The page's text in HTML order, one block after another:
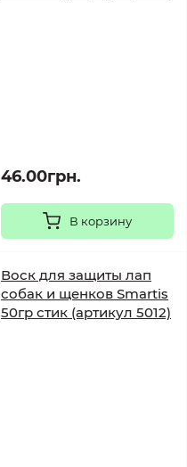
46.00грн.
В корзину
Воск для защиты лап
собак и щенков Smartis
50гр стик (артикул 5012)